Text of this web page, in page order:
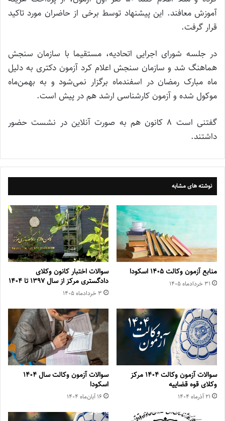
آموزش معافند. این پیشنهاد توسط برخی از حاضران مورد تاکید
قرار گرفت.
در جلسه شورای اجرایی اتحادیه، مستقیما با سازمان سنجش
هماهنگ شد و سازمان سنجش اعلام کرد آزمون دکتری به دلیل
ماه مبارک رمضان در اسفندماه برگزار نمی‌شود و به بهمن‌ماه
موکول شده و آزمون کارشناسی ارشد هم در پیش است.
گفتنی است ۸ کانون هم به صورت آنلاین در نشست حضور
داشتند.
نوشته های مشابه
منابع آزمون وکالت ۱۴۰۵ اسکودا
۳۱ خرداد‌ماه ۱۴۰۵
سوالات اختبار کانون وکلای
دادگستری مرکز از سال ۱۳۹۷ تا ۱۴۰۴
۳ خرداد‌ماه ۱۴۰۵
سوالات آزمون وکالت ۱۴۰۴ مرکز
وکلای قوه قضاییه
۲۱ آذر‌ماه ۱۴۰۴
سوالات آزمون وکالت سال ۱۴۰۴
اسکودا
۱۶ آبان‌ماه ۱۴۰۴